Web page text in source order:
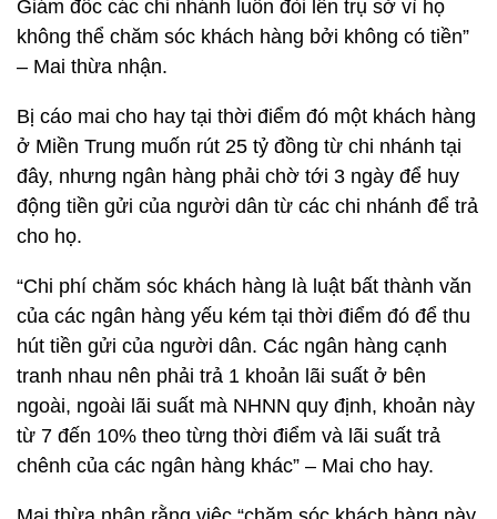
Giám đốc các chi nhánh luôn đòi lên trụ sở vì họ
không thể chăm sóc khách hàng bởi không có tiền”
– Mai thừa nhận.
Bị cáo mai cho hay tại thời điểm đó một khách hàng
ở Miền Trung muốn rút 25 tỷ đồng từ chi nhánh tại
đây, nhưng ngân hàng phải chờ tới 3 ngày để huy
động tiền gửi của người dân từ các chi nhánh để trả
cho họ.
“Chi phí chăm sóc khách hàng là luật bất thành văn
của các ngân hàng yếu kém tại thời điểm đó để thu
hút tiền gửi của người dân. Các ngân hàng cạnh
tranh nhau nên phải trả 1 khoản lãi suất ở bên
ngoài, ngoài lãi suất mà NHNN quy định, khoản này
từ 7 đến 10% theo từng thời điểm và lãi suất trả
chênh của các ngân hàng khác” – Mai cho hay.